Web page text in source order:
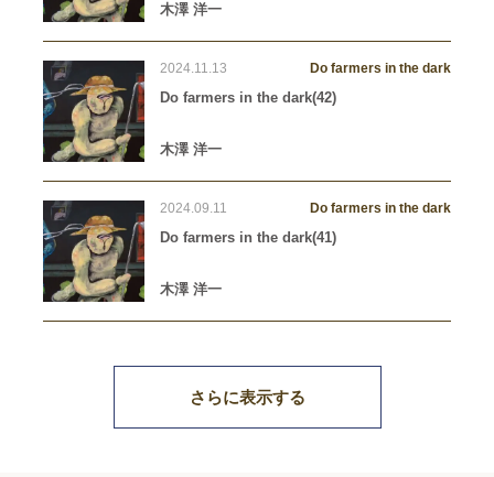
木澤 洋一
2024.11.13 Do farmers in the dark
Do farmers in the dark(42)
木澤 洋一
2024.09.11 Do farmers in the dark
Do farmers in the dark(41)
木澤 洋一
さらに表示する